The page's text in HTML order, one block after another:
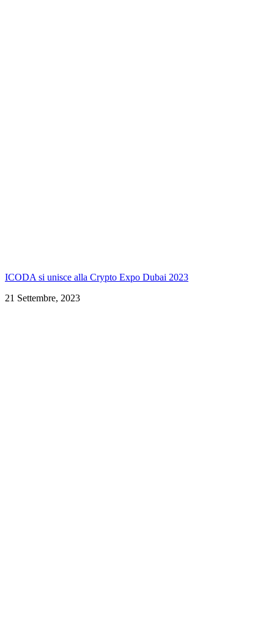
ICODA si unisce alla Crypto Expo Dubai 2023
21 Settembre, 2023